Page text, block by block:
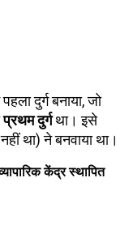
दुर्ग बनाया, जो
प्रथम दुर्गथा। इसे
था) ने बनवाया था।
केंद्र स्थापित